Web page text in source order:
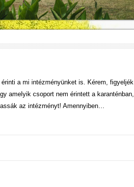
a mi intézményünket is. Kérem, figyeljék
amelyik csoport nem érintett a karanténban,
az intézményt! Amennyiben…